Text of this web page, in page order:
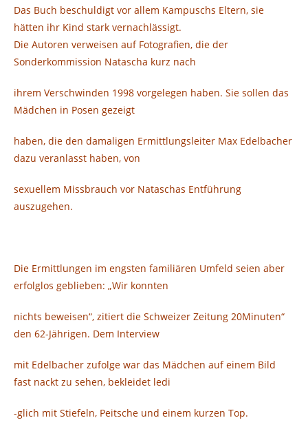
Das Buch beschuldigt vor allem Kampuschs Eltern, sie
hätten ihr Kind stark vernachlässigt.
Die Autoren verweisen auf Fotografien, die der
Sonderkommission Natascha kurz nach
ihrem Verschwinden 1998 vorgelegen haben. Sie sollen das
Mädchen in Posen gezeigt
haben, die den damaligen Ermittlungsleiter Max Edelbacher
dazu veranlasst haben, von
sexuellem Missbrauch vor Nataschas Entführung
auszugehen.
Die Ermittlungen im engsten familiären Umfeld seien aber
erfolglos geblieben: „Wir konnten
nichts beweisen“, zitiert die Schweizer Zeitung 20Minuten“
den 62-Jährigen. Dem Interview
mit Edelbacher zufolge war das Mädchen auf einem Bild
fast nackt zu sehen, bekleidet ledi
-glich mit Stiefeln, Peitsche und einem kurzen Top.